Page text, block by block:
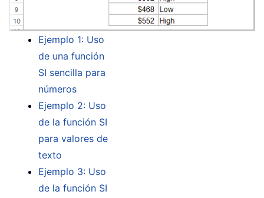
Ejemplo 1: Uso
de una función
SI sencilla para
números
Ejemplo 2: Uso
de la función SI
para valores de
texto
Ejemplo 3: Uso
de la función SI